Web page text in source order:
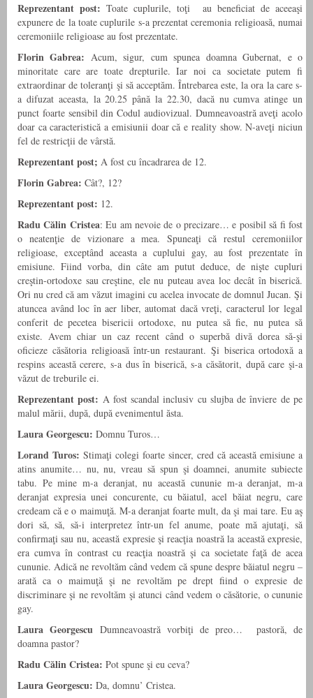
Reprezentant post: Toate cuplurile, toţi au beneficiat de aceeaşi
expunere de la toate cuplurile s-a prezentat ceremonia religioasă, numai
ceremoniile religioase au fost prezentate.
Florin Gabrea: Acum, sigur, cum spunea doamna Gubernat, e o
minoritate care are toate drepturile. Iar noi ca societate putem fi
extraordinar de toleranţi şi să acceptăm. Întrebarea este, la ora la care s-
a difuzat aceasta, la 20.25 până la 22.30, dacă nu cumva atinge un
punct foarte sensibil din Codul audiovizual. Dumneavoastră aveţi acolo
doar ca caracteristică a emisiunii doar că e reality show. N-aveţi niciun
fel de restricţii de vârstă.
Reprezentant post; A fost cu încadrarea de 12.
Florin Gabrea: Cât?, 12?
Reprezentant post: 12.
Radu Călin Cristea: Eu am nevoie de o precizare… e posibil să fi fost
o neatenţie de vizionare a mea. Spuneaţi că restul ceremoniilor
religioase, exceptând aceasta a cuplului gay, au fost prezentate în
emisiune. Fiind vorba, din câte am putut deduce, de nişte cupluri
creştin-ortodoxe sau creştine, ele nu puteau avea loc decât în biserică.
Ori nu cred că am văzut imagini cu acelea invocate de domnul Jucan. Şi
atuncea având loc în aer liber, automat dacă vreţi, caracterul lor legal
conferit de pecetea bisericii ortodoxe, nu putea să fie, nu putea să
existe. Avem chiar un caz recent când o superbă divă dorea să-şi
oficieze căsătoria religioasă într-un restaurant. Şi biserica ortodoxă a
respins această cerere, s-a dus în biserică, s-a căsătorit, după care şi-a
văzut de treburile ei.
Reprezentant post: A fost scandal inclusiv cu slujba de înviere de pe
malul mării, după, după evenimentul ăsta.
Laura Georgescu: Domnu Turos…
Lorand Turos: Stimaţi colegi foarte sincer, cred că această emisiune a
atins anumite… nu, nu, vreau să spun şi doamnei, anumite subiecte
tabu. Pe mine m-a deranjat, nu această cununie m-a deranjat, m-a
deranjat expresia unei concurente, cu băiatul, acel băiat negru, care
credeam că e o maimuţă. M-a deranjat foarte mult, da şi mai tare. Eu aş
dori să, să, să-i interpretez într-un fel anume, poate mă ajutaţi, să
confirmaţi sau nu, această expresie şi reacţia noastră la această expresie,
era cumva în contrast cu reacţia noastră şi ca societate faţă de acea
cununie. Adică ne revoltăm când vedem că spune despre băiatul negru –
arată ca o maimuţă şi ne revoltăm pe drept fiind o expresie de
discriminare şi ne revoltăm şi atunci când vedem o căsătorie, o cununie
gay.
Laura Georgescu Dumneavoastră vorbiţi de preo… pastoră, de
doamna pastor?
Radu Călin Cristea: Pot spune şi eu ceva?
Laura Georgescu: Da, domnu’ Cristea.